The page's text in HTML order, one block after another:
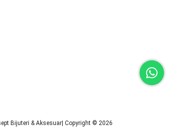
Bijuteri & Aksesuar| Copyright © 2026